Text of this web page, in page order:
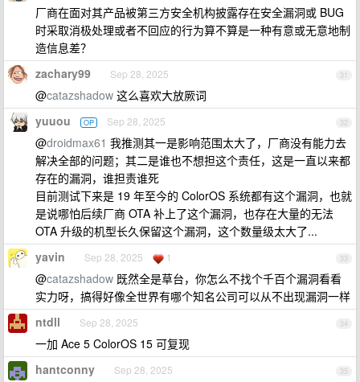
厂商在面对其产品被第三方安全机构披露存在安全漏洞或 BUG
时采取消极处理或者不回应的行为算不算是一种有意或无意地制
造信息差？
31
zachary99 Sep 28, 2025
@catazshadow 这么喜欢大放厥词
32
yuuou OP Sep 28, 2025
@droidmax61 我推测其一是影响范围太大了，厂商没有能力去
解决全部的问题；其二是谁也不想担这个责任，这是一直以来都
存在的漏洞，谁担责谁死
目前测试下来是 19 年至今的 ColorOS 系统都有这个漏洞，也就
是说哪怕后续厂商 OTA 补上了这个漏洞，也存在大量的无法
OTA 升级的机型长久保留这个漏洞，这个数量级太大了...
33
yavin Sep 28, 2025 1
@catazshadow 既然全是草台，你怎么不找个千百个漏洞看看
实力呀，搞得好像全世界有哪个知名公司可以从不出现漏洞一样
34
ntdll Sep 28, 2025
一加 Ace 5 ColorOS 15 可复现
35
hantconny Sep 28, 2025